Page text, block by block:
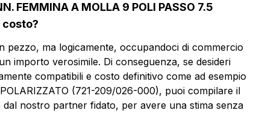
Note
Consenso obbligatorio
Consenso profilazione
Note
Consenso obbligatorio
Consenso profilazione
FEMMINA A MOLLA 9 POLI PASSO 7.5
costo?
ma logicamente, occupandoci di commercio
importo verosimile. Di conseguenza, se desideri
compatibili e costo definitivo come ad esempio
(721-209/026-000), puoi compilare il
nostro partner fidato, per avere una stima senza